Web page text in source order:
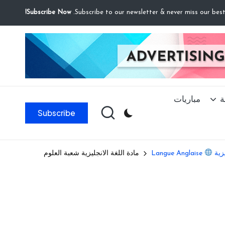
Subscribe Now!
مباريات
Subscribe
مادة اللغة الانجليزية شعبة العلوم